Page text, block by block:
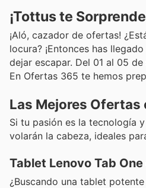
¡Tottus te
¡Aló, cazador de ofertas!
locura? ¡Entonces has
dejar escapar. Del 01 al 05
En Ofertas 365 te hemos
Las Mejores Ofertas
Si tu pasión es la tecnología
volarán la cabeza, ideales
Tablet Lenovo Tab
¿Buscando una tablet